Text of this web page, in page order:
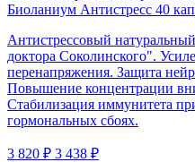
Биоланиум Антистресс 40
Антистрессовый
доктора Соколинского".
перенапряжения. Защита
Повышение концентрации
Стабилизация иммунитета
гормональных сбоях.
3 820 ₽ 3 438 ₽